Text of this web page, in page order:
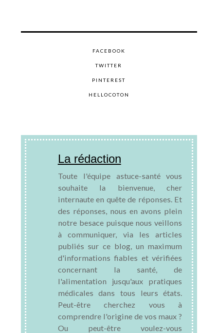
FACEBOOK
TWITTER
PINTEREST
HELLOCOTON
La rédaction
Toute l'équipe astuce-santé vous
souhaite la bienvenue, cher
internaute en quête de réponses. Et
des réponses, nous en avons plein
notre besace puisque nous veillons
à communiquer, via les articles
publiés sur ce blog, un maximum
d'informations fiables et vérifiées
concernant la santé, de
l'alimentation jusqu'aux pratiques
médicales dans tous leurs états.
Peut-être cherchez vous à
comprendre l'origine de vos maux ?
Ou peut-être voulez-vous